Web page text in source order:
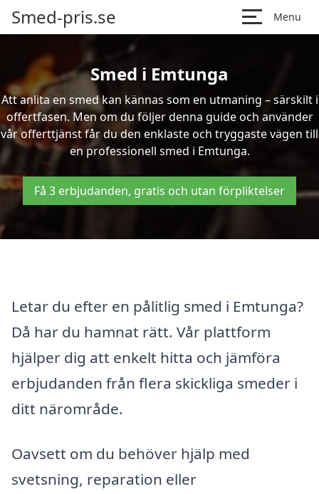
Smed-pris.se Menu
Smed i Emtunga
Att anlita en smed kan kännas som en utmaning – särskilt i
offertfasen. Men om du följer denna guide och använder
vår offerttjänst får du den enklaste och tryggaste vägen till
en professionell smed i Emtunga.
Få 3 erbjudanden, gratis och utan förpliktelser
Letar du efter en pålitlig smed i Emtunga?
Då har du hamnat rätt. Vår plattform
hjälper dig att enkelt hitta och jämföra
erbjudanden från flera skickliga smeder i
ditt närområde.
Oavsett om du behöver hjälp med
svetsning, reparation eller